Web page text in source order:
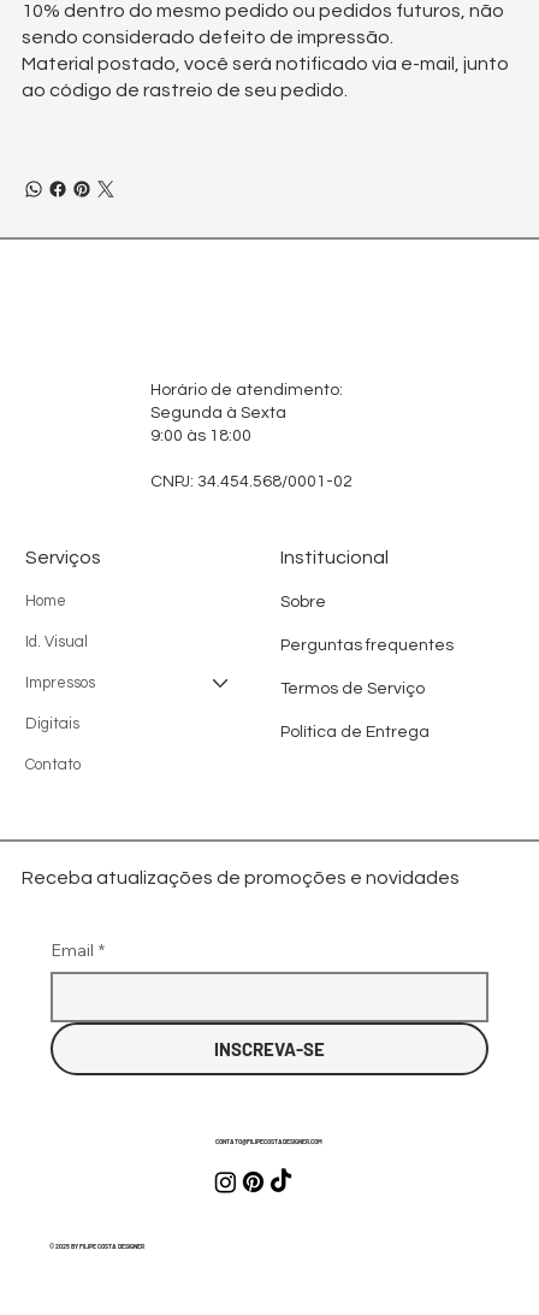
10% dentro do mesmo pedido ou pedidos futuros, não
sendo considerado defeito de impressão.
Material postado, você será notificado via e-mail, junto
ao código de rastreio de seu pedido.
Horário de atendimento:
Segunda à Sexta
9:00 às 18:00
CNPJ: 34.454.568/0001-02
Serviços
Home
Id. Visual
Impressos
Digitais
Contato
Institucional
Sobre
Perguntas frequentes
Termos de Serviço
Política de Entrega
Receba atualizações de promoções e novidades
Email *
INSCREVA-SE
CONTATO@FILIPECOSTADESIGNER.COM
© 2025 BY FILIPE COSTA DESIGNER